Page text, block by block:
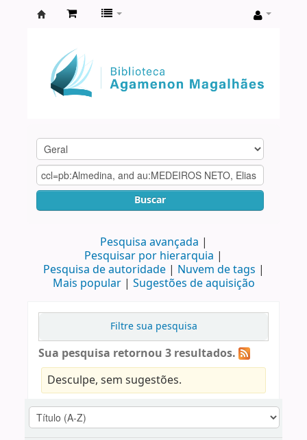
Agamenon
Magalhães
Buscar
Pesquisa avançada
Pesquisar por hierarquia
Pesquisa de autoridade
Nuvem de tags
Mais popular
Sugestões de aquisição
Filtre sua pesquisa
Sua pesquisa retornou 3 resultados.
Desculpe, sem sugestões.